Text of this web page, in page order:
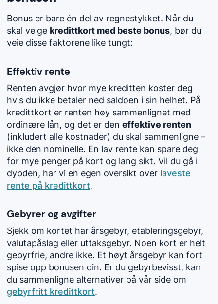
Bonus er bare én del av regnestykket. Når du
skal velge kredittkort med beste bonus, bør du
veie disse faktorene like tungt:
Effektiv rente
Renten avgjør hvor mye kreditten koster deg
hvis du ikke betaler ned saldoen i sin helhet. På
kredittkort er renten høy sammenlignet med
ordinære lån, og det er den effektive renten
(inkludert alle kostnader) du skal sammenligne –
ikke den nominelle. En lav rente kan spare deg
for mye penger på kort og lang sikt. Vil du gå i
dybden, har vi en egen oversikt over laveste
rente på kredittkort.
Gebyrer og avgifter
Sjekk om kortet har årsgebyr, etableringsgebyr,
valutapåslag eller uttaksgebyr. Noen kort er helt
gebyrfrie, andre ikke. Et høyt årsgebyr kan fort
spise opp bonusen din. Er du gebyrbevisst, kan
du sammenligne alternativer på vår side om
gebyrfritt kredittkort.